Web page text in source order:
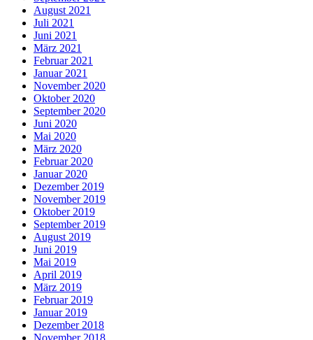
August 2021
Juli 2021
Juni 2021
März 2021
Februar 2021
Januar 2021
November 2020
Oktober 2020
September 2020
Juni 2020
Mai 2020
März 2020
Februar 2020
Januar 2020
Dezember 2019
November 2019
Oktober 2019
September 2019
August 2019
Juni 2019
Mai 2019
April 2019
März 2019
Februar 2019
Januar 2019
Dezember 2018